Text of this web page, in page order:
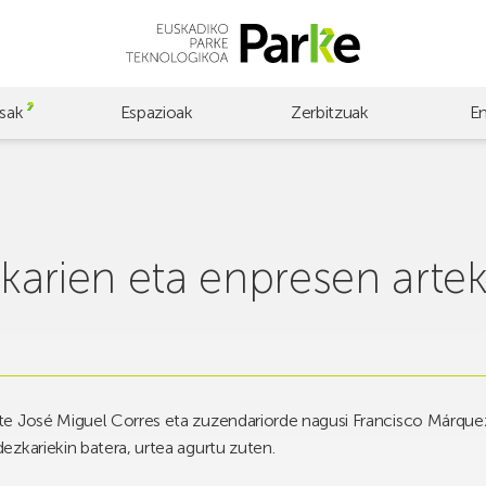
Espazioak Zerbitzuak
eta enpresen
José Miguel Corres eta zuzendariorde nagusi Francisco
batera, urtea agurtu zuten.